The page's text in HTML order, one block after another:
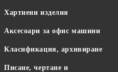
Хартиени изделия
Аксесоари за офис машини
Класификация, архивиране
Писане, чертане и